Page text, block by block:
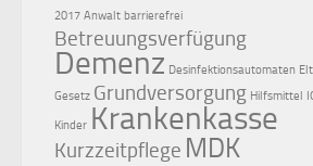
2017 Anwalt barrierefrei
Betreuungsverfügung
Demenz Desinfektionsautomaten
Gesetz Grundversorgung Hilfsmittel
Kinder Krankenkasse
Kurzzeitpflege MDK